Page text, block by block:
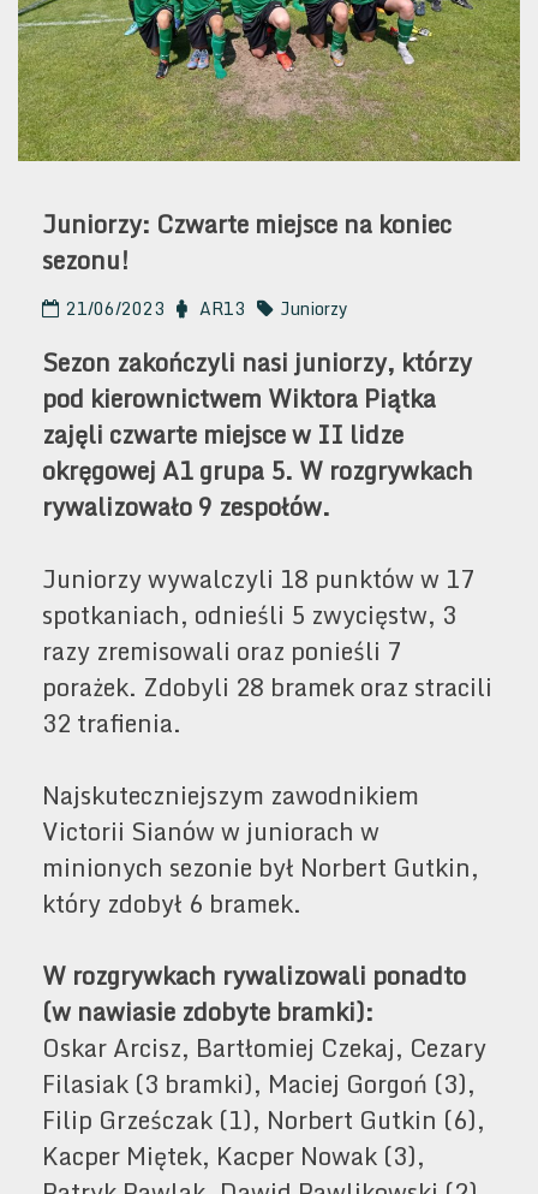
Juniorzy: Czwarte miejsce na koniec
sezonu!
21/06/2023 AR13 Juniorzy
Sezon zakończyli nasi juniorzy, którzy
pod kierownictwem Wiktora Piątka
zajęli czwarte miejsce w II lidze
okręgowej A1 grupa 5. W rozgrywkach
rywalizowało 9 zespołów.
Juniorzy wywalczyli 18 punktów w 17
spotkaniach, odnieśli 5 zwycięstw, 3
razy zremisowali oraz ponieśli 7
porażek. Zdobyli 28 bramek oraz stracili
32 trafienia.
Najskuteczniejszym zawodnikiem
Victorii Sianów w juniorach w
minionych sezonie był Norbert Gutkin,
który zdobył 6 bramek.
W rozgrywkach rywalizowali ponadto
(w nawiasie zdobyte bramki):
Oskar Arcisz, Bartłomiej Czekaj, Cezary
Filasiak (3 bramki), Maciej Gorgoń (3),
Filip Grześczak (1), Norbert Gutkin (6),
Kacper Miętek, Kacper Nowak (3),